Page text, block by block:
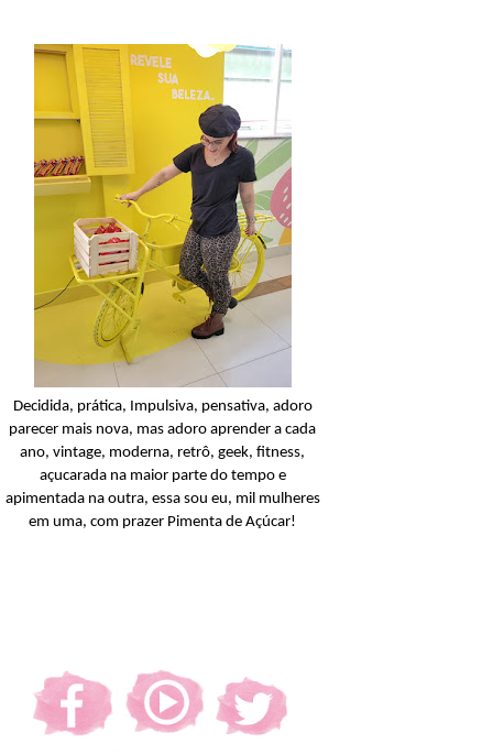
Condicionador
Açucarando: Shampoo
Condicionador Novex
Decidida, prática, Impulsiva, pensativa, adoro
parecer mais nova, mas adoro aprender a cada
ano, vintage, moderna, retrô, geek, fitness,
açucarada na maior parte do tempo e
apimentada na outra, essa sou eu, mil mulheres
em uma, com prazer Pimenta de Açúcar!